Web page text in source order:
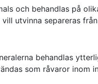
och behandlas på
utvinna separeras
behandlas
som råvaror inom